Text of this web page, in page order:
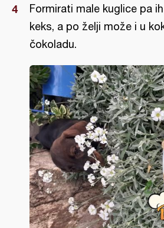
Formirati male kuglice pa
keks, a po želji može i u
čokoladu.